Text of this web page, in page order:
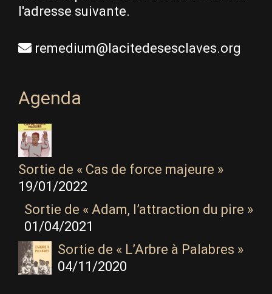
l'adresse suivante.
remedium@lacitedesesclaves.org
Agenda
Sortie de « Cas de force majeure »
19/01/2022
Sortie de « Adam, l’attraction du pire »
01/04/2021
Sortie de « L’Arbre à Palabres »
04/11/2020